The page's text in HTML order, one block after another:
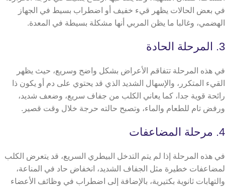
في بعض الحالات يظهر قيء خفيف أو اضطراب بسيط في الجهاز
الهضمي، وغالبا ما يظن المربي أنها مشكلة بسيطة في المعدة.
3. المرحلة الحادة
في هذه المرحلة تتفاقم الأعراض بشكل واضح وسريع، حيث يظهر
القيء المتكرر، والإسهال الشديد الذي قد يحتوي على دم أو يكون ذا
رائحة قوية جدا، كما يعاني الكلب من جفاف سريع، وضعف شديد،
ورفض تام للطعام والماء، وتصبح حالته حرجة خلال وقت قصير.
4. مرحلة المضاعفات
في هذه المرحلة إذا لم يتم التدخل البيطري السريع، قد يتعرض الكلب
لمضاعفات خطيرة مثل الجفاف الشديد، انخفاض حاد في المناعة،
والتهابات ثانوية بكتيرية، بالإضافة إلى اضطراب في وظائف الأعضاء